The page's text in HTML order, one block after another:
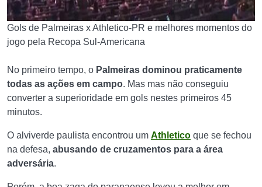
Gols de Palmeiras x Athletico-PR e melhores momentos do
jogo pela Recopa Sul-Americana
No primeiro tempo, o Palmeiras dominou praticamente
todas as ações em campo. Mas mas não conseguiu
converter a superioridade em gols nestes primeiros 45
minutos.
O alviverde paulista encontrou um Athletico que se fechou
na defesa, abusando de cruzamentos para a área
adversária.